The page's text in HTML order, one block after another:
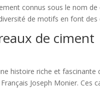
connus sous le nom
de motifs en font
de ciment
histoire riche et fascinante
Joseph Monier. Ces